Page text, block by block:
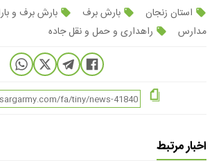
استان زنجان بارش برف بارش برف و
مدارس
راهداری و حمل و نقل جاده
اخبار مرتبط